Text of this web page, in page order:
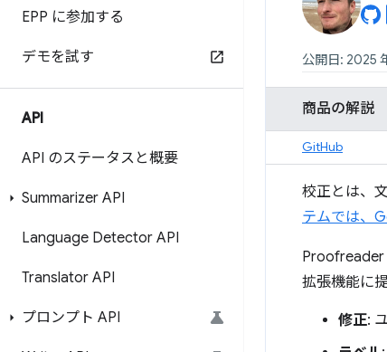
EPP に参加する
デモを試す
API
API のステータスと概要
Summarizer API
Language Detector API
Translator API
プロンプト API
公開日: 2025
商品の解説
GitHub
校正とは、
テムでは、
Proofreader
拡張機能に
修正: